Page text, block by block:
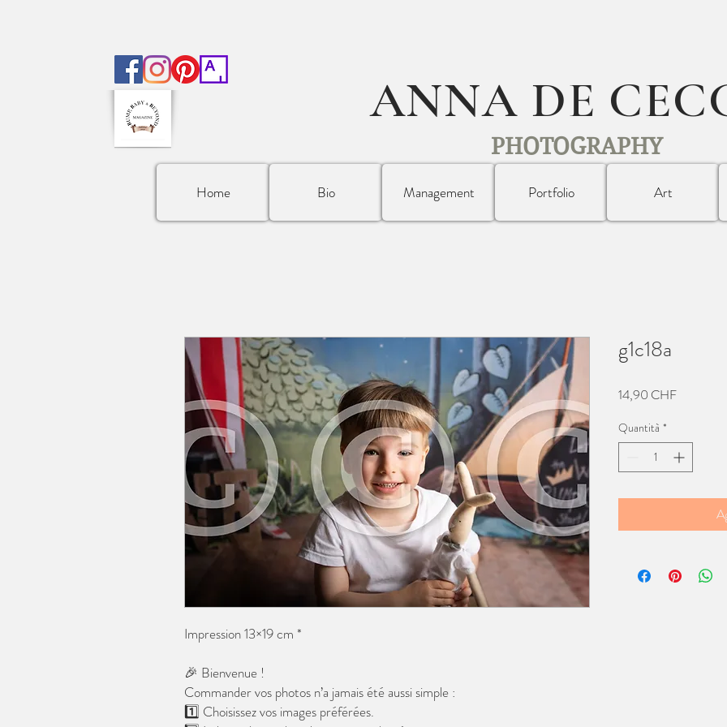
ANNA DE
PHOTOGRAPHY
Home Bio Management Portfolio Art
Impression 13×19 cm *
🎉 Bienvenue !
Commander vos photos n’a jamais été aussi simple :
1️⃣ Choisissez vos images préférées.
g1c18a
14,90 CHFPrezzo
Quantità *